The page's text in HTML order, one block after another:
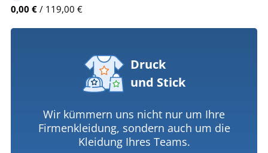
0,00 € / 119,00 €
Druck
und Stick
Wir kümmern uns nicht nur um Ihre
Firmenkleidung, sondern auch um die
Kleidung Ihres Teams.